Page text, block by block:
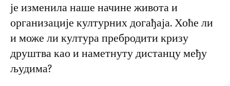
је изменила наше начине живота и
организације културних догађаја. Хоће ли
и може ли култура пребродити кризу
друштва као и наметнуту дистанцу међу
људима?